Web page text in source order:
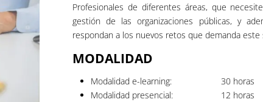
Profesionales de diferentes áreas, que
gestión de las organizaciones públicas, y
respondan a los nuevos retos que demanda
MODALIDAD
Modalidad e-learning: 30horas
Modalidad presencial:
12 horas